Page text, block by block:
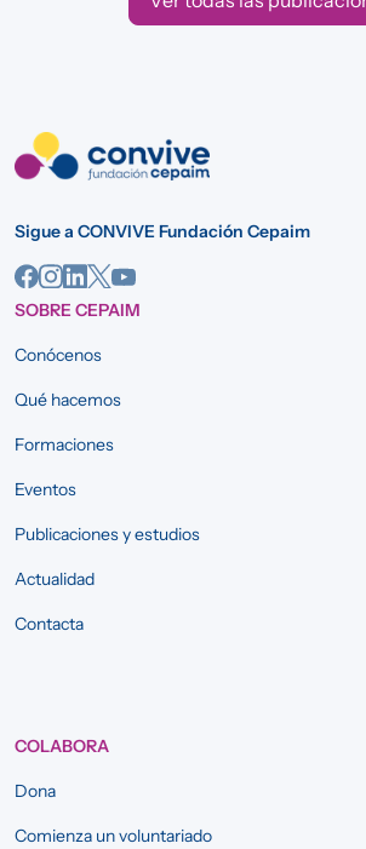
Sigue a CONVIVE Fundación Cepaim
SOBRE CEPAIM
Conócenos
Qué hacemos
Formaciones
Eventos
Publicaciones y estudios
Actualidad
Contacta
COLABORA
Dona
Comienza un voluntariado